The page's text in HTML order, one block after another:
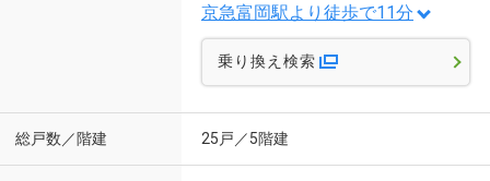
京急富岡駅より徒歩で11分
乗り換え検索
総戸数／階建 25戸／5階建